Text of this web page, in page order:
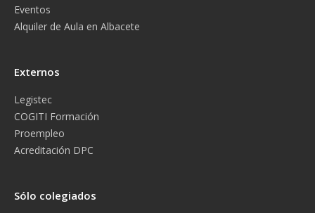
Eventos
Alquiler de Aula en Albacete
Externos
Legistec
COGITI Formación
Proempleo
Acreditación DPC
Sólo colegiados